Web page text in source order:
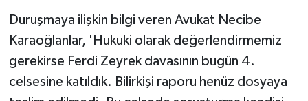
Duruşmaya ilişkin bilgi veren Avukat Necibe
Karaoğlanlar, 'Hukuki olarak değerlendirmemiz
gerekirse Ferdi Zeyrek davasının bugün 4.
celsesine katıldık. Bilirkişi raporu henüz dosyaya